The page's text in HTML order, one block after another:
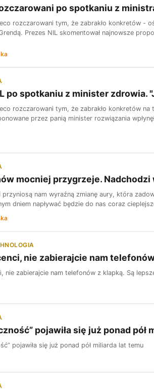
po spotkaniu z
rozczarowani tym, że zabrakło konkretów -
Prezes NIL skomentował najnowsze
po spotkaniu z minister zdrowia.
rozczarowani tym, że zabrakło konkretów
przez panią minister rozwiązania
mocniej przygrzeje.
przyniosą nam wyraźną zmianę aury, która
dniem napływać będzie do nas coraz
nie zabierajcie nam
nie zabierajcie nam telefonów z klapką. Są
pojawiła się już ponad pół
pojawiła się już ponad pół miliarda lat temu